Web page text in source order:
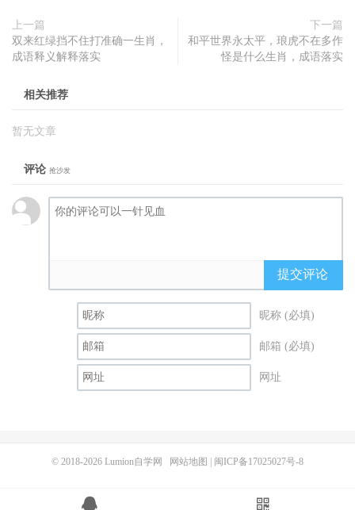
上一篇
双来红绿挡不住打准确一生肖，
成语释义解释落实
下一篇
和平世界永太平，琅虎不在多作
怪是什么生肖，成语落实
相关推荐
暂无文章
评论 抢沙发
提交评论
昵称 (必填)
邮箱 (必填)
网址
© 2018-2026 Lumion自学网 网站地图 闽ICP备17025027号-8